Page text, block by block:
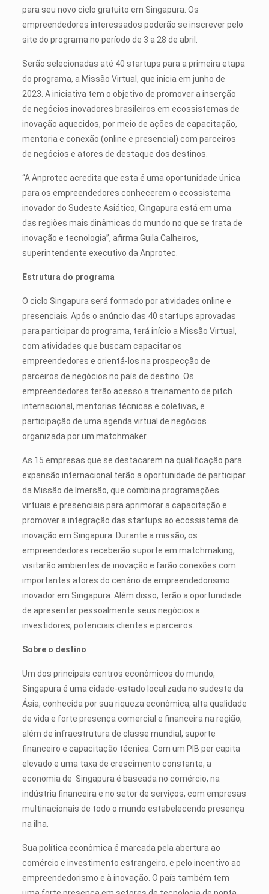
para seu novo ciclo gratuito em Singapura. Os
empreendedores interessados poderão se inscrever pelo
site do programa no período de 3 a 28 de abril.
Serão selecionadas até 40 startups para a primeira etapa
do programa, a Missão Virtual, que inicia em junho de
2023. A iniciativa tem o objetivo de promover a inserção
de negócios inovadores brasileiros em ecossistemas de
inovação aquecidos, por meio de ações de capacitação,
mentoria e conexão (online e presencial) com parceiros
de negócios e atores de destaque dos destinos.
“A Anprotec acredita que esta é uma oportunidade única
para os empreendedores conhecerem o ecossistema
inovador do Sudeste Asiático, Cingapura está em uma
das regiões mais dinâmicas do mundo no que se trata de
inovação e tecnologia”, afirma Guila Calheiros,
superintendente executivo da Anprotec.
Estrutura do programa
O ciclo Singapura será formado por atividades online e
presenciais. Após o anúncio das 40 startups aprovadas
para participar do programa, terá início a Missão Virtual,
com atividades que buscam capacitar os
empreendedores e orientá-los na prospecção de
parceiros de negócios no país de destino. Os
empreendedores terão acesso a treinamento de pitch
internacional, mentorias técnicas e coletivas, e
participação de uma agenda virtual de negócios
organizada por um matchmaker.
As 15 empresas que se destacarem na qualificação para
expansão internacional terão a oportunidade de participar
da Missão de Imersão, que combina programações
virtuais e presenciais para aprimorar a capacitação e
promover a integração das startups ao ecossistema de
inovação em Singapura. Durante a missão, os
empreendedores receberão suporte em matchmaking,
visitarão ambientes de inovação e farão conexões com
importantes atores do cenário de empreendedorismo
inovador em Singapura. Além disso, terão a oportunidade
de apresentar pessoalmente seus negócios a
investidores, potenciais clientes e parceiros.
Sobre o destino
Um dos principais centros econômicos do mundo,
Singapura é uma cidade-estado localizada no sudeste da
Ásia, conhecida por sua riqueza econômica, alta qualidade
de vida e forte presença comercial e financeira na região,
além de infraestrutura de classe mundial, suporte
financeiro e capacitação técnica. Com um PIB per capita
elevado e uma taxa de crescimento constante, a
economia de Singapura é baseada no comércio, na
indústria financeira e no setor de serviços, com empresas
multinacionais de todo o mundo estabelecendo presença
na ilha.
Sua política econômica é marcada pela abertura ao
comércio e investimento estrangeiro, e pelo incentivo ao
empreendedorismo e à inovação. O país também tem